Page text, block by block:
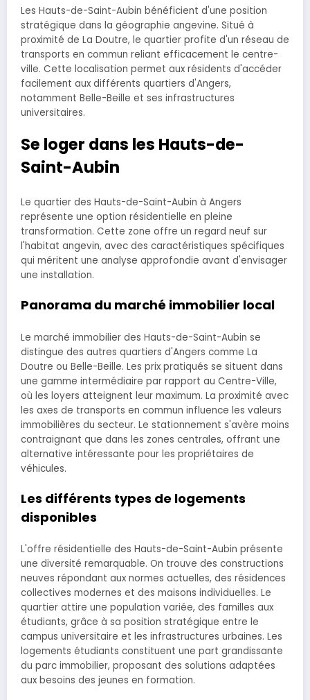
Les Hauts-de-Saint-Aubin bénéficient d'une position
stratégique dans la géographie angevine. Situé à
proximité de La Doutre, le quartier profite d'un réseau de
transports en commun reliant efficacement le centre-
ville. Cette localisation permet aux résidents d'accéder
facilement aux différents quartiers d'Angers,
notamment Belle-Beille et ses infrastructures
universitaires.
Se loger dans les Hauts-de-
Saint-Aubin
Le quartier des Hauts-de-Saint-Aubin à Angers
représente une option résidentielle en pleine
transformation. Cette zone offre un regard neuf sur
l'habitat angevin, avec des caractéristiques spécifiques
qui méritent une analyse approfondie avant d'envisager
une installation.
Panorama du marché immobilier local
Le marché immobilier des Hauts-de-Saint-Aubin se
distingue des autres quartiers d'Angers comme La
Doutre ou Belle-Beille. Les prix pratiqués se situent dans
une gamme intermédiaire par rapport au Centre-Ville,
où les loyers atteignent leur maximum. La proximité avec
les axes de transports en commun influence les valeurs
immobilières du secteur. Le stationnement s'avère moins
contraignant que dans les zones centrales, offrant une
alternative intéressante pour les propriétaires de
véhicules.
Les différents types de logements
disponibles
L'offre résidentielle des Hauts-de-Saint-Aubin présente
une diversité remarquable. On trouve des constructions
neuves répondant aux normes actuelles, des résidences
collectives modernes et des maisons individuelles. Le
quartier attire une population variée, des familles aux
étudiants, grâce à sa position stratégique entre le
campus universitaire et les infrastructures urbaines. Les
logements étudiants constituent une part grandissante
du parc immobilier, proposant des solutions adaptées
aux besoins des jeunes en formation.